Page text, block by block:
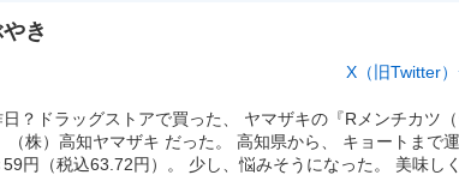
き
X（旧Twitter
？ドラッグストアで買った、 ヤマザキの『Rメンチカツ
（株）高知ヤマザキ だった。 高知県から、 キョートまで
円（税込63.72円）。 少し、悩みそうになった。 美味し